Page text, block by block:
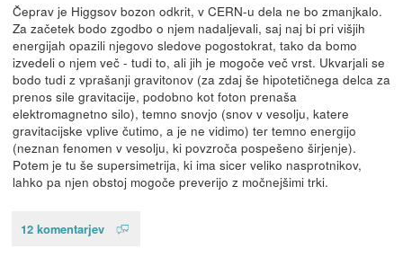
Čeprav je Higgsov bozon odkrit, v CERN-u dela ne bo zmanjkalo.
Za začetek bodo zgodbo o njem nadaljevali, saj naj bi pri višjih
energijah opazili njegovo sledove pogostokrat, tako da bomo
izvedeli o njem več - tudi to, ali jih je mogoče več vrst. Ukvarjali se
bodo tudi z vprašanji gravitonov (za zdaj še hipotetičnega delca za
prenos sile gravitacije, podobno kot foton prenaša
elektromagnetno silo), temno snovjo (snov v vesolju, katere
gravitacijske vplive čutimo, a je ne vidimo) ter temno energijo
(neznan fenomen v vesolju, ki povzroča pospešeno širjenje).
Potem je tu še supersimetrija, ki ima sicer veliko nasprotnikov,
lahko pa njen obstoj mogoče preverijo z močnejšimi trki.
12 komentarjev